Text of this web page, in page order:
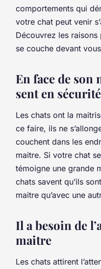
comportements qui
votre chat peut venir
Découvrez les
se couche devant
En face de son
sent en sécurité
Les chats ont la
ce faire, ils ne
couchent dans les
maitre. Si votre chat
témoigne une grande
chats savent qu’ils
maitre qu’avec une
Il a besoin de
maitre
Les chats attirent